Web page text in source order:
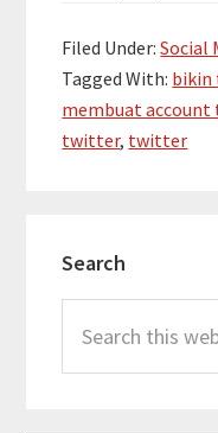
Filed Under:Social
Tagged With:
membuat
twitter, twitter
Sidebar
Search
this
website